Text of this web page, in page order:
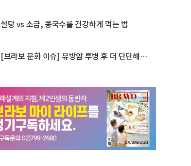
설탕 vs 소금, 콩국수를 건강하게 먹는 법
[브라보 문화 이슈] 유방암 투병 후 더 단단해진